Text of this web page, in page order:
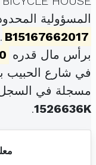
المسؤولية
B15167662017
برأس مال قدره
في شارع الحبيب
مسجلة في
1526636K
.